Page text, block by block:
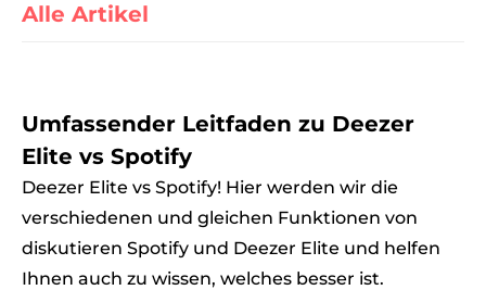
Alle Artikel
Umfassender Leitfaden zu Deezer
Elite vs Spotify
Deezer Elite vs Spotify! Hier werden wir die
verschiedenen und gleichen Funktionen von
diskutieren Spotify und Deezer Elite und helfen
Ihnen auch zu wissen, welches besser ist.